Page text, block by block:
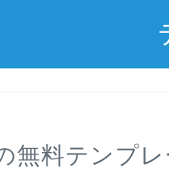
無料テンプ